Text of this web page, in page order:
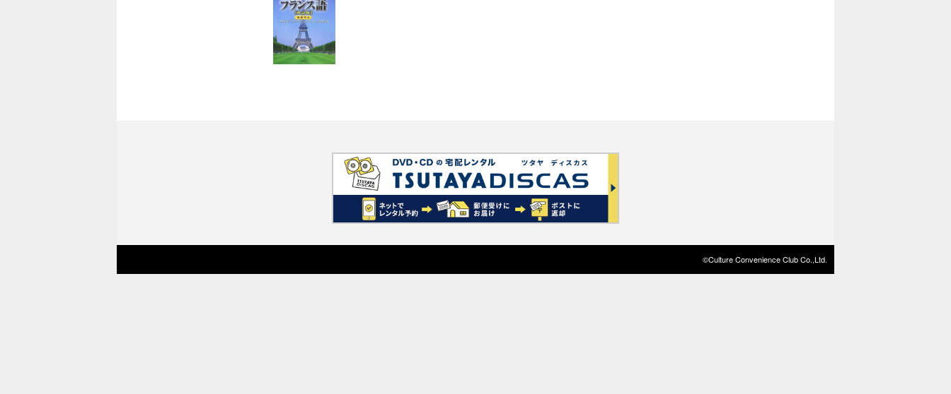
©Culture Convenience Club Co.,Ltd.